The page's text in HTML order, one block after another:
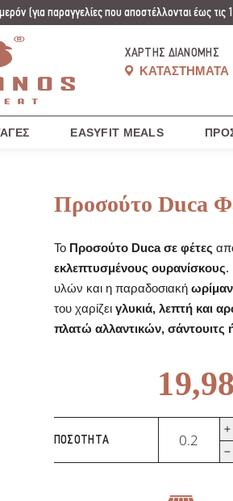
(για παραγγελίες που αποστέλλονται έως τις
ΧΆΡΤΗΣ ΔΙΑΝΟΜΉΣ
ΚΑΤΑΣΤΉΜΑΤΑ
Το
EASYFIT MEALS
Προσούτο Duca
Το Προσούτο Duca σε φέτες
εκλεπτυσμένους ουρανίσκους.
υλών και η παραδοσιακή
του χαρίζει γλυκιά, λεπτή και
πλατώ αλλαντικών, σάντουιτς
19,98
ΠΟΣΌΤΗΤΑ
Duca
Φέτες